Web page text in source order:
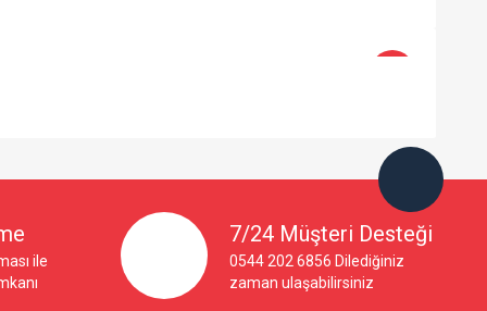
ile
7/24 Müşteri Desteği
0544 202 6856 Dilediğiniz
zaman ulaşabilirsiniz